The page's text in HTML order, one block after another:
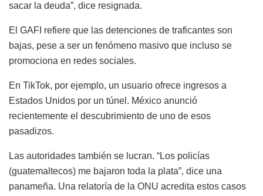
sacar la deuda”, dice resignada.
El GAFI refiere que las detenciones de traficantes son
bajas, pese a ser un fenómeno masivo que incluso se
promociona en redes sociales.
En TikTok, por ejemplo, un usuario ofrece ingresos a
Estados Unidos por un túnel. México anunció
recientemente el descubrimiento de uno de esos
pasadizos.
Las autoridades también se lucran. “Los policías
(guatemaltecos) me bajaron toda la plata”, dice una
panameña. Una relatoría de la ONU acredita estos casos